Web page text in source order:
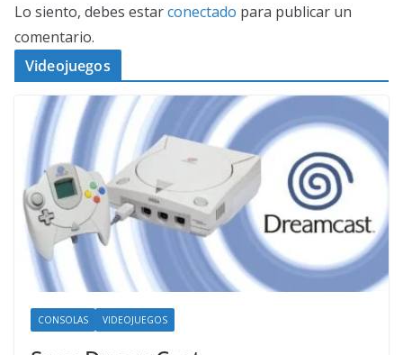
Lo siento, debes estarconectado para publicar un
comentario.
Videojuegos
CONSOLAS VIDEOJUEGOS